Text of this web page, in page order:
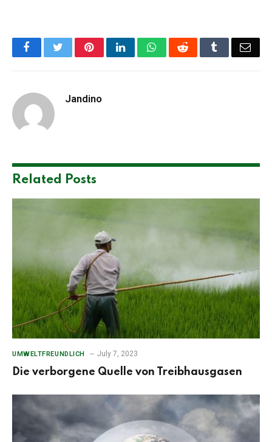
FacebookTwitterPinterestLinkedInWhatsAppReddit Tumblr
Jandino
Related Posts
UMWELTFREUNDLICH July 7, 2023
Die verborgene Quelle von Treibhausgasen